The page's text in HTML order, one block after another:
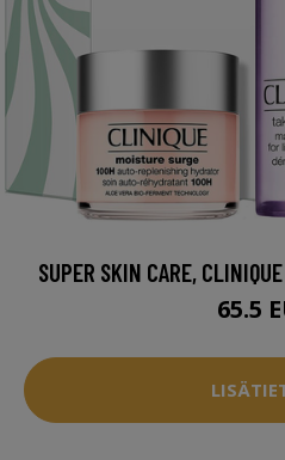
SUPER SKIN CARE,
65.5